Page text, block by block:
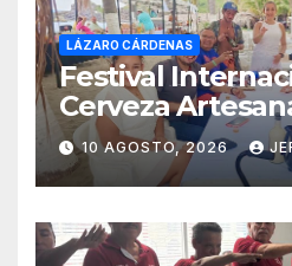
LÁZARO CÁRDENAS
Festival
Cerveza
Michoacán 2026
Edición
10 AGOSTO, 2026